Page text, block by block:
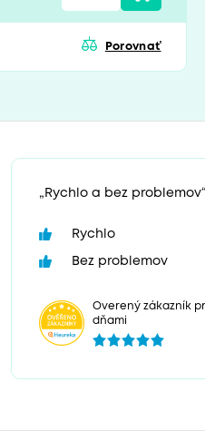
Porovnať
„Rychlo a bez problemov“
Rychlo
Bez problemov
Overený zákazník
dňami